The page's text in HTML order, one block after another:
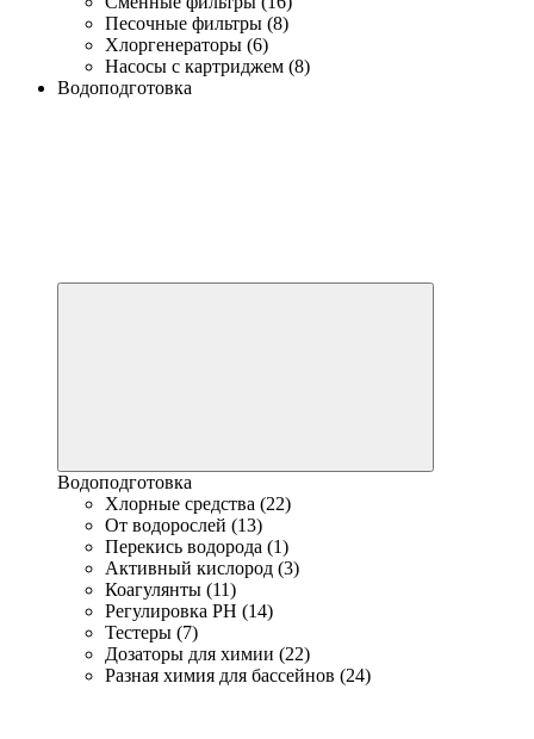
Песочные фильтры (8)
Хлоргенераторы (6)
Насосы с картриджем (8)
Водоподготовка
Водоподготовка
Хлорные средства (22)
От водорослей (13)
Перекись водорода (1)
Активный кислород (3)
Коагулянты (11)
Регулировка PH (14)
Тестеры (7)
Дозаторы для химии (22)
Разная химия для бассейнов (24)